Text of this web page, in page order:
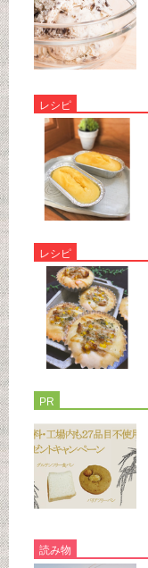
レシピ
レシピ
PR
読み物